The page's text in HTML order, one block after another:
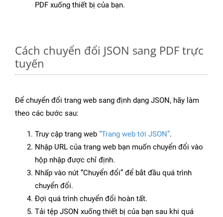
PDF xuống thiết bị của bạn.
Cách chuyển đổi JSON sang PDF trực
tuyến
Để chuyển đổi trang web sang định dạng JSON, hãy làm
theo các bước sau:
Truy cập trang web “Trang web tới JSON”.
Nhập URL của trang web bạn muốn chuyển đổi vào
hộp nhập được chỉ định.
Nhấp vào nút “Chuyển đổi” để bắt đầu quá trình
chuyển đổi.
Đợi quá trình chuyển đổi hoàn tất.
Tải tệp JSON xuống thiết bị của bạn sau khi quá